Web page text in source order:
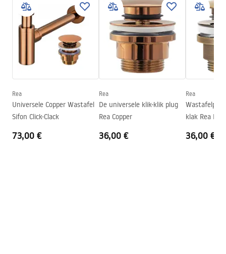
Afwerking
Geborsteld
Lengte
550mm
Breedte
380mm
130mm
110mm
Vorm
Kraangat
Nee
Montagehandleiding
Basin.pdf
Garantievoorwaarden
Warranty_Terms_and_Conditions_Basins_-_5.pdf
Rea
Universele Copper Wastafel
Sifon Click-Clack
73,00 €
Rea
De universele klik-klik plug
Rea Copper
36,00 €
Rea
klak Rea
36,00 €